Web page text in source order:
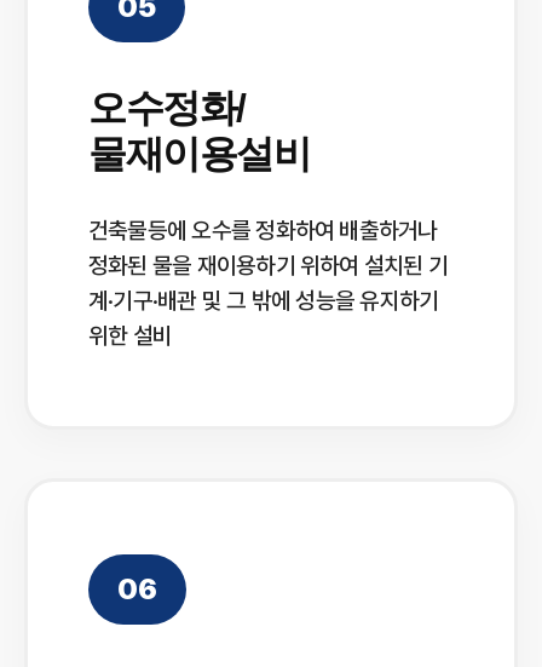
오수정화/
물재이용설비
건축물등에 오수를 정화하여 배출하거나
정화된 물을 재이용하기 위하여 설치된 기
계·기구·배관 및 그 밖에 성능을 유지하기
위한 설비
06